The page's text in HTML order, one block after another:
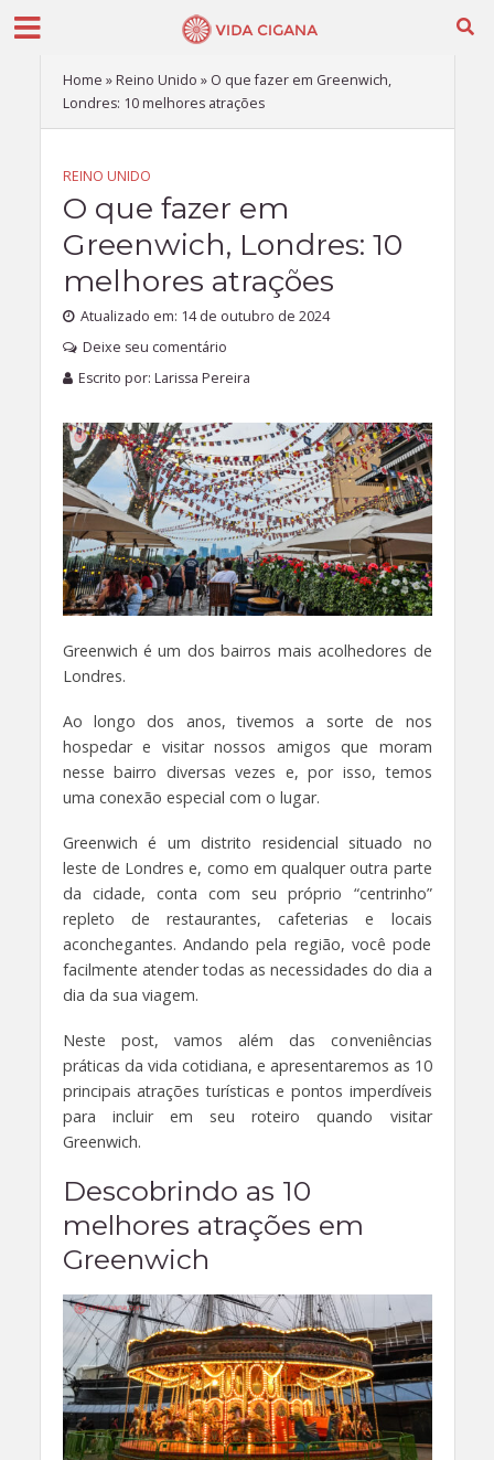
Home » Reino Unido » O que fazer em Greenwich,
Londres: 10 melhores atrações
REINO UNIDO
O que fazer em
Greenwich, Londres: 10
melhores atrações
Atualizado em: 14 de outubro de 2024
Deixe seu comentário
Escrito por: Larissa Pereira
Greenwich é um dos bairros mais acolhedores de
Londres.
Ao longo dos anos, tivemos a sorte de nos
hospedar e visitar nossos amigos que moram
nesse bairro diversas vezes e, por isso, temos
uma conexão especial com o lugar.
Greenwich é um distrito residencial situado no
leste de Londres e, como em qualquer outra parte
da cidade, conta com seu próprio “centrinho”
repleto de restaurantes, cafeterias e locais
aconchegantes. Andando pela região, você pode
facilmente atender todas as necessidades do dia a
dia da sua viagem.
Neste post, vamos além das conveniências
práticas da vida cotidiana, e apresentaremos as 10
principais atrações turísticas e pontos imperdíveis
para incluir em seu roteiro quando visitar
Greenwich.
Descobrindo as 10
melhores atrações em
Greenwich